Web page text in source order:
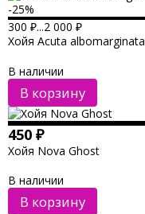
-25%
300 ₽...2 000 ₽
Хойя Acuta albomarginata
В наличии
В корзину
450 ₽
Хойя Nova Ghost
В наличии
В корзину